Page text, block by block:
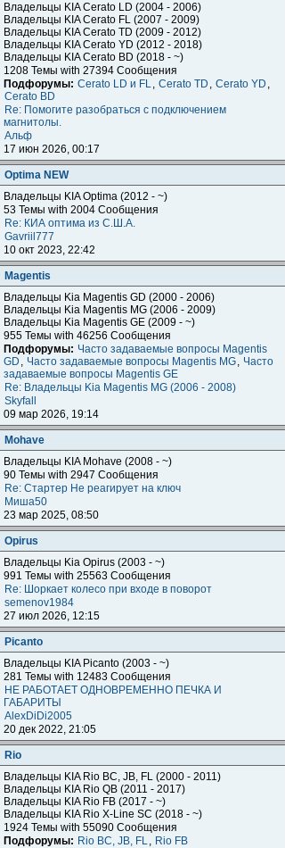
Владельцы KIA Cerato LD (2004 - 2006)
Владельцы KIA Cerato FL (2007 - 2009)
Владельцы KIA Cerato TD (2009 - 2012)
Владельцы KIA Cerato YD (2012 - 2018)
Владельцы KIA Cerato BD (2018 - ~)
1208 Темы with 27394 Сообщения
Подфорумы: Cerato LD и FL, Cerato TD , Cerato YD ,
Cerato BD
Re: Помогите разобраться с подключением
магнитолы.
Альф
17 июн 2026, 00:17
Optima NEW
Владельцы KIA Optima (2012 - ~)
53 Темы with 2004 Сообщения
Re: КИА оптима из С.Ш.А.
Gavriil777
10 окт 2023, 22:42
Magentis
Владельцы Kia Magentis GD (2000 - 2006)
Владельцы Kia Magentis MG (2006 - 2009)
Владельцы Kia Magentis GE (2009 - ~)
955 Темы with 46256 Сообщения
Подфорумы: Часто задаваемые вопросы Magentis
GD , Часто задаваемые вопросы Magentis MG, Часто
задаваемые вопросы Magentis GE
Re: Владельцы Kia Magentis MG (2006 - 2008)
Skyfall
09 мар 2026, 19:14
Mohave
Владельцы KIA Mohave (2008 - ~)
90 Темы with 2947 Сообщения
Re: Стартер Не реагирует на ключ
Миша50
23 мар 2025, 08:50
Opirus
Владельцы Kia Opirus (2003 - ~)
991 Темы with 25563 Сообщения
Re: Шоркает колесо при входе в поворот
semenov1984
27 июл 2026, 12:15
Piсanto
Владельцы KIA Piсanto (2003 - ~)
281 Темы with 12483 Сообщения
НЕ РАБОТАЕТ ОДНОВРЕМЕННО ПЕЧКА И
ГАБАРИТЫ
AlexDiDi2005
20 дек 2022, 21:05
Rio
Владельцы KIA Rio BC, JB, FL (2000 - 2011)
Владельцы KIA Rio QB (2011 - 2017)
Владельцы KIA Rio FB (2017 - ~)
Владельцы KIA Rio X-Line SC (2018 - ~)
1924 Темы with 55090 Сообщения
Подфорумы: Rio BC, JB, FL, Rio FB